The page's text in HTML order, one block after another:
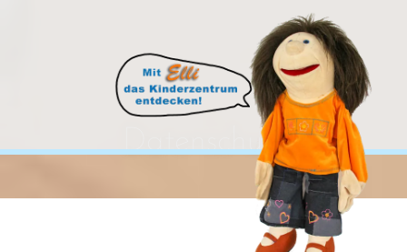
Datenschutz